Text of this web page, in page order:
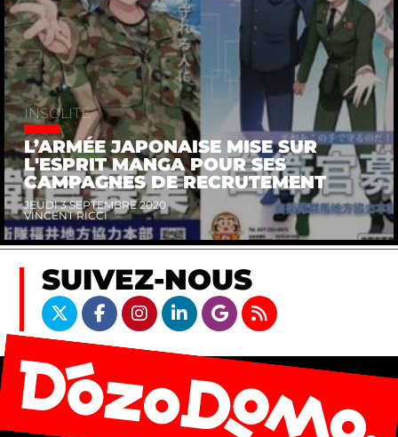
INSOLITE
L’ARMÉE JAPONAISE MISE SUR
L'ESPRIT MANGA POUR SES
CAMPAGNES DE RECRUTEMENT
JEUDI 3 SEPTEMBRE 2020
VINCENT RICCI
SUIVEZ-NOUS